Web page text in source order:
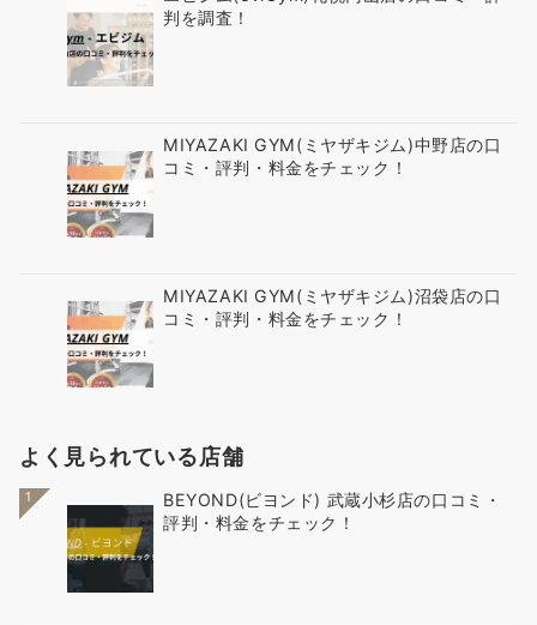
判を調査！
MIYAZAKI GYM(ミヤザキジム)中野店の口
コミ・評判・料金をチェック！
MIYAZAKI GYM(ミヤザキジム)沼袋店の口
コミ・評判・料金をチェック！
よく見られている店舗
1
BEYOND(ビヨンド) 武蔵小杉店の口コミ・
評判・料金をチェック！